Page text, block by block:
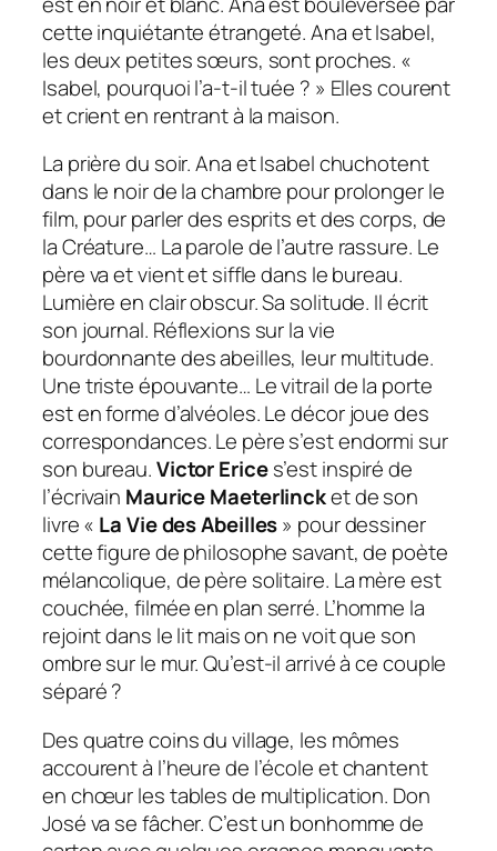
cette inquiétante étrangeté. Ana et Isabel,
les deux petites sœurs, sont proches. «
Isabel, pourquoi l’a-t-il tuée ? » Elles courent
et crient en rentrant à la maison.
La prière du soir. Ana et Isabel chuchotent
dans le noir de la chambre pour prolonger le
film, pour parler des esprits et des corps, de
la Créature… La parole de l’autre rassure. Le
père va et vient et siffle dans le bureau.
Lumière en clair obscur. Sa solitude. Il écrit
son journal. Réflexions sur la vie
bourdonnante des abeilles, leur multitude.
Une triste épouvante… Le vitrail de la porte
est en forme d’alvéoles. Le décor joue des
correspondances. Le père s’est endormi sur
son bureau.Victor Erices’est inspiré de
l’écrivain Maurice Maeterlincket de son
livre « La Vie des Abeilles» pour dessiner
cette figure de philosophe savant, de poète
mélancolique, de père solitaire. La mère est
couchée, filmée en plan serré. L’homme la
rejoint dans le lit mais on ne voit que son
ombre sur le mur. Qu’est-il arrivé à ce couple
séparé ?
Des quatre coins du village, les mômes
accourent à l’heure de l’école et chantent
en chœur les tables de multiplication. Don
José va se fâcher. C’est un bonhomme de